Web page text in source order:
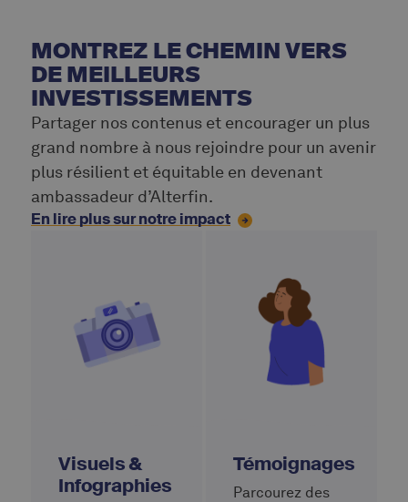
MONTREZ LE CHEMIN VERS
DE MEILLEURS
INVESTISSEMENTS
Partager nos contenus et encourager un plus
grand nombre à nous rejoindre pour un avenir
plus résilient et équitable en devenant
ambassadeur d’Alterfin.
En lire plus sur notre impact
Visuels &
Infographies
Témoignages
Parcourez des